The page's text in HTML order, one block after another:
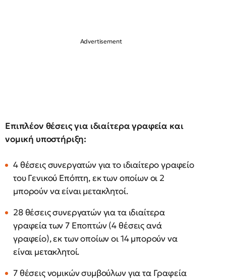
Επιπλέον θέσεις για ιδιαίτερα γραφεία και
νομική υποστήριξη:
4 θέσεις συνεργατών για το ιδιαίτερο γραφείο
του Γενικού Επόπτη, εκ των οποίων οι 2
μπορούν να είναι μετακλητοί.
28 θέσεις συνεργατών για τα ιδιαίτερα
γραφεία των 7 Εποπτών (4 θέσεις ανά
γραφείο), εκ των οποίων οι 14 μπορούν να
είναι μετακλητοί.
7 θέσεις νομικών συμβούλων για τα Γραφεία